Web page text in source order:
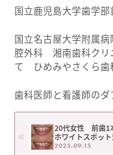
国立鹿児島大学歯学部
国立名古屋大学附属
腔外科 湘南歯科クリ
て ひめみやさくら歯
歯科医師と看護師のダ
20代女性 前歯1
ホワイトスポッ
2025.09.15